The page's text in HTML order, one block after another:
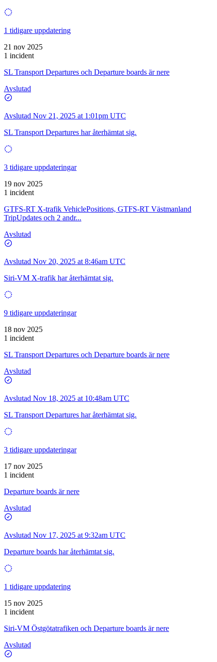
1 tidigare uppdatering
21 nov 2025
1 incident
SL Transport Departures och Departure boards är nere
Avslutad
Avslutad Nov 21, 2025 at 1:01pm UTC
SL Transport Departures har återhämtat sig.
3 tidigare uppdateringar
19 nov 2025
1 incident
GTFS-RT X-trafik VehiclePositions, GTFS-RT Västmanland
TripUpdates och 2 andr...
Avslutad
Avslutad Nov 20, 2025 at 8:46am UTC
Siri-VM X-trafik har återhämtat sig.
9 tidigare uppdateringar
18 nov 2025
1 incident
SL Transport Departures och Departure boards är nere
Avslutad
Avslutad Nov 18, 2025 at 10:48am UTC
SL Transport Departures har återhämtat sig.
3 tidigare uppdateringar
17 nov 2025
1 incident
Departure boards är nere
Avslutad
Avslutad Nov 17, 2025 at 9:32am UTC
Departure boards har återhämtat sig.
1 tidigare uppdatering
15 nov 2025
1 incident
Siri-VM Östgötatrafiken och Departure boards är nere
Avslutad